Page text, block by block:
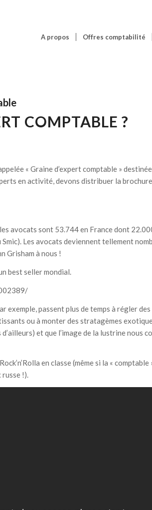
A propos Offres comptabilité
COMPTABLE ?
« Graine d’expert comptable »
en activité, devons distribuer la
avocats sont 53.744 en France dont
Les avocats deviennent tellement
Grisham à nous !
best seller mondial.
exemple, passent plus de temps à régler
ou à monter des stratagèmes
et que l’image de la lustrine nous
en classe (même si la « comptable
russe !).